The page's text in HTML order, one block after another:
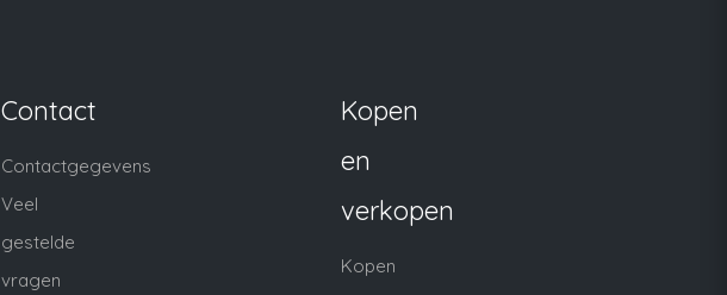
Contact
Contactgegevens
Veel
gestelde
vragen
Kopen
en
verkopen
Kopen